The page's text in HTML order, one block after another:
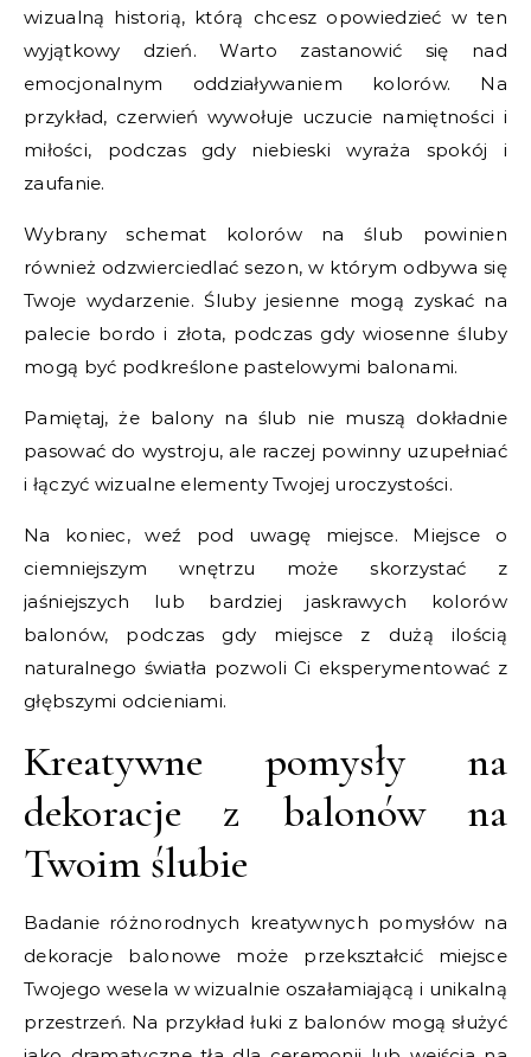
wizualną historią, którą chcesz opowiedzieć w ten
wyjątkowy dzień. Warto zastanowić się nad
emocjonalnym oddziaływaniem kolorów. Na
przykład, czerwień wywołuje uczucie namiętności i
miłości, podczas gdy niebieski wyraża spokój i
zaufanie.
Wybrany schemat kolorów na ślub powinien
również odzwierciedlać sezon, w którym odbywa się
Twoje wydarzenie. Śluby jesienne mogą zyskać na
palecie bordo i złota, podczas gdy wiosenne śluby
mogą być podkreślone pastelowymi balonami.
Pamiętaj, że balony na ślub nie muszą dokładnie
pasować do wystroju, ale raczej powinny uzupełniać
i łączyć wizualne elementy Twojej uroczystości.
Na koniec, weź pod uwagę miejsce. Miejsce o
ciemniejszym wnętrzu może skorzystać z
jaśniejszych lub bardziej jaskrawych kolorów
balonów, podczas gdy miejsce z dużą ilością
naturalnego światła pozwoli Ci eksperymentować z
głębszymi odcieniami.
Kreatywne pomysły na
dekoracje z balonów na
Twoim ślubie
Badanie różnorodnych kreatywnych pomysłów na
dekoracje balonowe może przekształcić miejsce
Twojego wesela w wizualnie oszałamiającą i unikalną
przestrzeń. Na przykład łuki z balonów mogą służyć